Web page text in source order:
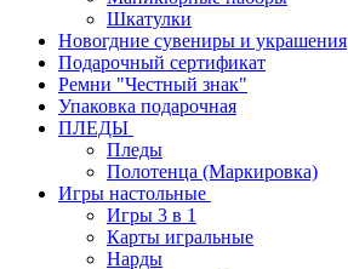
Шкатулки
Новогдние сувениры и украшения
Подарочный сертификат
Ремни "Честный знак"
Упаковка подарочная
ПЛЕДЫ
Пледы
Полотенца (Маркировка)
Игры настольные
Игры 3 в 1
Карты игральные
Нарды